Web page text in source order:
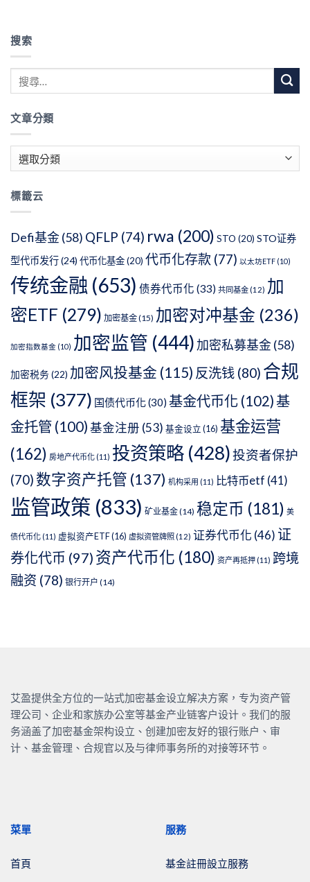
搜索
文章分類
章
類
標籤云
Defi基金(58) QFLP (74) rwa (200) STO (20) STO证券
型代币发行(24) 代币化基金(20) 代币化存款 (77) 以太坊ETF (10)
传统金融 (653) 债券代币化 (33) 共同基金 (12) 加
密ETF (279) 加密基金(15) 加密对冲基金 (236)
加密指数基金 (10) 加密监管 (444) 加密私募基金(58)
加密税务 (22) 加密风投基金 (115) 反洗钱 (80) 合规
框架 (377) 国债代币化(30) 基金代币化 (102) 基
金托管 (100)基金注册 (53) 基金设立 (16) 基金运营
(162) 房地产代币化 (11) 投资策略 (428)投资者保护
(70) 数字资产托管 (137) 机构采用 (11) 比特币etf (41)
监管政策 (833) 矿业基金(14) 稳定币 (181) 美
债代币化 (11) 虚拟资产ETF(16) 虚拟资管牌照 (12) 证券代币化 (46) 证
券化代币 (97) 资产代币化 (180) 资产再抵押 (11) 跨境
融资 (78) 银行开户 (14)
艾盈提供全方位的一站式加密基金设立解决方案，专为资产管
理公司、企业和家族办公室等基金产业链客户设计。我们的服
务涵盖了加密基金架构设立、创建加密友好的银行账户、审
计、基金管理、合规官以及与律师事务所的对接等环节。
菜單
首頁
服務
基金註冊設立服務